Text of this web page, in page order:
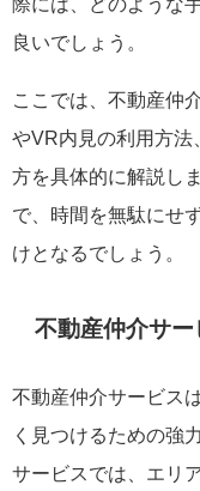
良いでしょう。
ここでは、不動産仲
やVR内見の利用方法
方を具体的に解説し
で、時間を無駄にせ
けとなるでしょう。
不動産仲介サ
不動産仲介サービス
く見つけるための強
サービスでは、エリ